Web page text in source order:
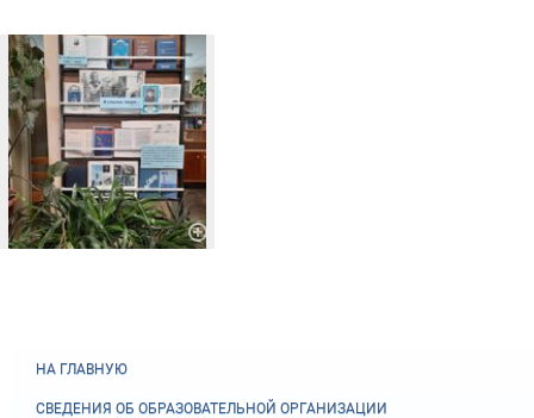
НА ГЛАВНУЮ
СВЕДЕНИЯ ОБ ОБРАЗОВАТЕЛЬНОЙ ОРГАНИЗАЦИИ